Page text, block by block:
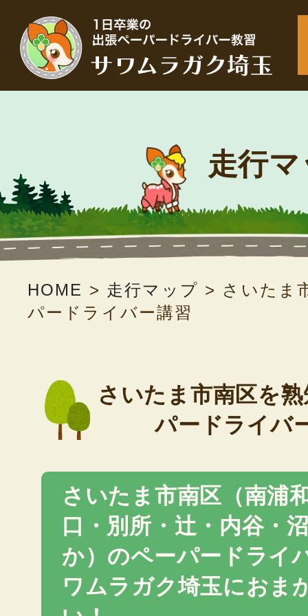
走行
HOME > 走行マップ > さいたま
パードライバー講習
さいたま市南区を
パードライバ
さいたま市南区（南浦
口・別所・辻・内谷・
か）のペーパードライ
ワムラガク埼玉におま